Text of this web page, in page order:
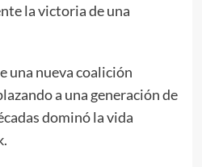
la victoria de una
una nueva coalición
a una generación de
dominó la vida